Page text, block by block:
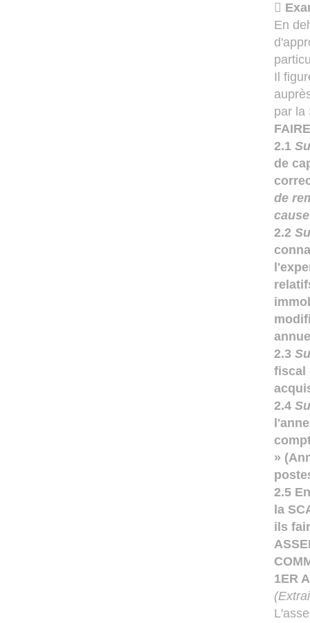

En
Il
par la
FAIRE
2.1
de
de
2.2
2.3
fiscal
2.4
»
2.5
la
ils
1ER